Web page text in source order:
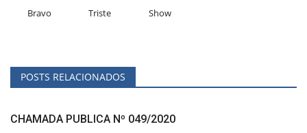
Bravo Triste Show
POSTS RELACIONADOS
CHAMADA PUBLICA Nº 049/2020